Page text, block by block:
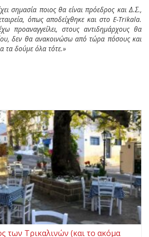
σημασία ποιος θα είναι πρόεδρος και Δ.Σ.,
όπως αποδείχθηκε και στο E-Trikala.
προαναγγείλει, στους αντιδημάρχους θα
δεν θα ανακοινώσω από τώρα πόσους και
τα δούμε όλα τότε.»
των Τρικαλινών (και το ακόμα